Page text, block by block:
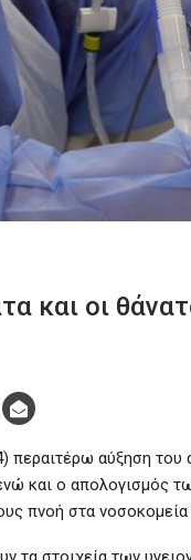
και οι
αύξηση
και ο απολογισμός
πνοή στα